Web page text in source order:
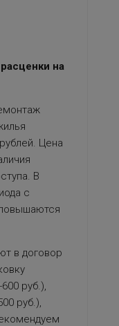
на
Цена
В
с
в договор
руб.),
руб.),